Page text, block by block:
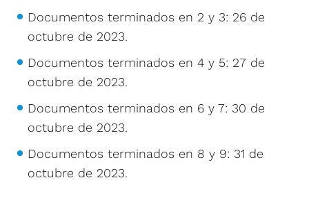
Documentos terminados en 2 y 3: 26 de
octubre de 2023.
Documentos terminados en 4 y 5: 27 de
octubre de 2023.
Documentos terminados en 6 y 7: 30 de
octubre de 2023.
Documentos terminados en 8 y 9: 31 de
octubre de 2023.